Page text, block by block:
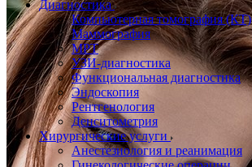
Диагностика
Компьютерная томография (КТ)
Маммография
МРТ
УЗИ-диагностика
Функциональная диагностика
Эндоскопия
Рентгенология
Денситометрия
Хирургические услуги
Анестезиология и реанимация